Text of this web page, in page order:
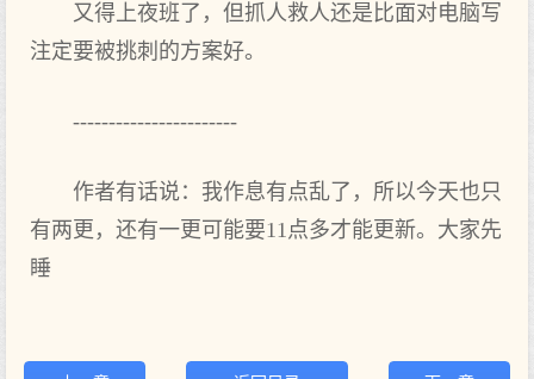
又得上夜班了，但抓人救人还是比面对电脑写
注定要被挑刺的方案好。
-----------------------
作者有话说：我作息有点乱了，所以今天也只
有两更，还有一更可能要11点多才能更新。大家先
睡